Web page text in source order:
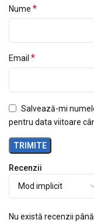
Recenzii
Nu există recenzii
Nume *
Email *
Salvează-mi
pentru data viitoare